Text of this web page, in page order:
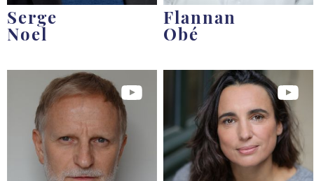
Serge
Noel
Flannan
Obé